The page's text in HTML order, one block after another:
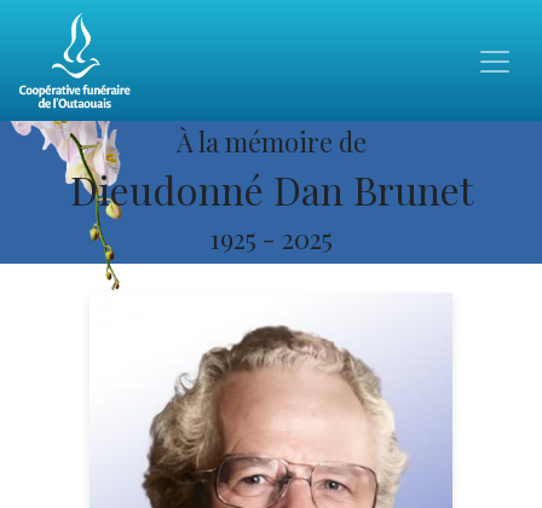
À la mémoire de
Dieudonné Dan Brunet
1925 - 2025